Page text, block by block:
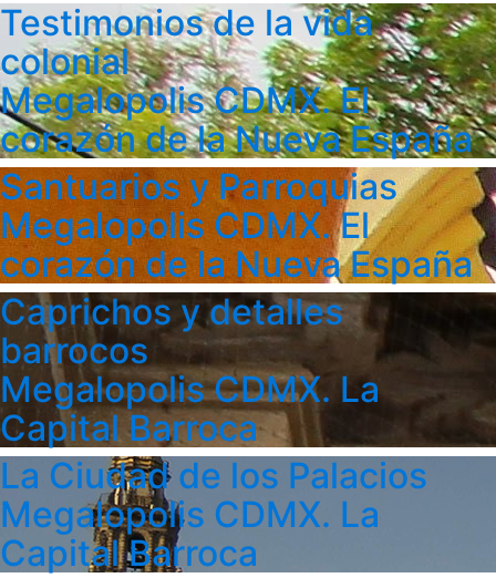
Testimonios de la vida
colonial
Megalopolis CDMX. El
corazón de la Nueva España
Santuarios y Parroquias
Megalopolis CDMX. El
corazón de la Nueva España
Caprichos y detalles
barrocos
Megalopolis CDMX. La
Capital Barroca
La Ciudad de los Palacios
Megalopolis CDMX. La
Capital Barroca